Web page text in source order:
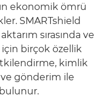
ekonomik ömrü
SMARTshield
sırasında ve
birçok özellik
kimlik
gönderim ile